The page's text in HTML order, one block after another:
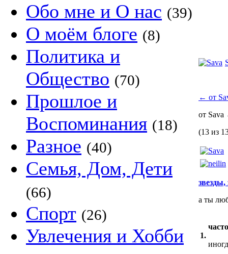
Обо мне и О нас (39)
О моём блоге (8)
Политика и
Общество (70)
Прошлое и
Воспоминания (18)
Разное (40)
Семья, Дом, Дети
(66)
Спорт (26)
Увлечения и Хобби
← от
от Sava
(13 из
звезды,
а ты
1.